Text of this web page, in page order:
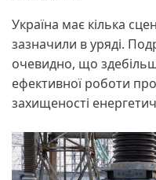
Україна має кілька
зазначили в уряді.
очевидно, що
ефективної роботи
захищеності